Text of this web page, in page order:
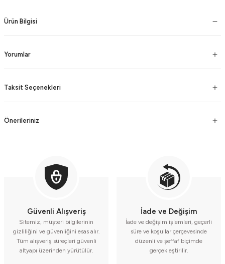
Ürün Bilgisi
Yorumlar
Taksit Seçenekleri
Önerileriniz
Güvenli Alışveriş
Sitemiz, müşteri bilgilerinin
gizliliğini ve güvenliğini esas alır.
Tüm alışveriş süreçleri güvenli
altyapı üzerinden yürütülür.
İade ve Değişim
İade ve değişim işlemleri, geçerli
süre ve koşullar çerçevesinde
düzenli ve şeffaf biçimde
gerçekleştirilir.